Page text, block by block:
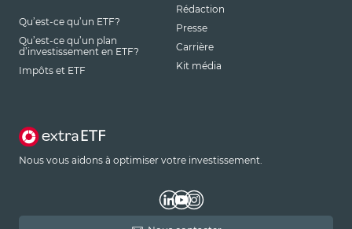
Qu’est-ce qu’un ETF?
Qu’est-ce qu’un plan
d’investissement en ETF?
Impôts et ETF
Rédaction
Presse
Carrière
Kit média
Nous vous aidons à optimiser votre investissement.